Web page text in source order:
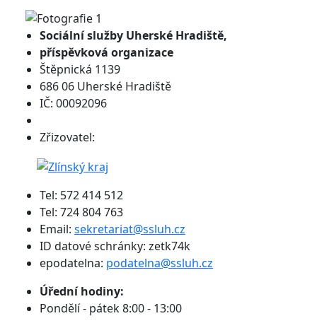
Sociální služby Uherské Hradiště,
příspěvková organizace
Štěpnická 1139
686 06 Uherské Hradiště
IČ: 00092096
Zřizovatel:
Tel: 572 414 512
Tel: 724 804 763
Email: sekretariat@ssluh.cz
ID datové schránky: zetk74k
epodatelna: podatelna@ssluh.cz
Úřední hodiny:
Pondělí - pátek 8:00 - 13:00